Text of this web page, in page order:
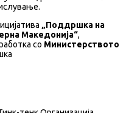
„Поддршка на
Македонија“,
со Министерството